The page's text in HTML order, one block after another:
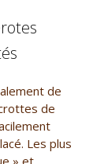
de
de
Les plus